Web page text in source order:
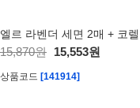
엘르 라벤더 세면 2매 + 코
15,870원 15,553원
상품코드 [141914]